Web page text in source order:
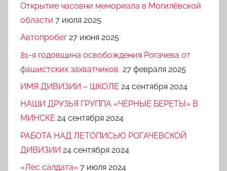
Открытие часовни мемориала в Могилёвской
области 7 июля 2025
Автопробег 27 июня 2025
81-я годовщина освобождения Рогачева от
фашистских захватчиков 27 февраля 2025
ИМЯ ДИВИЗИИ – ШКОЛЕ 24 сентября 2024
НАШИ ДРУЗЬЯ ГРУППА «ЧЕРНЫЕ БЕРЕТЫ» В
МИНСКЕ 24 сентября 2024
РАБОТА НАД ЛЕТОПИСЬЮ РОГАЧЕВСКОЙ
ДИВИЗИИ 24 сентября 2024
«Лес салдата» 7 июля 2024